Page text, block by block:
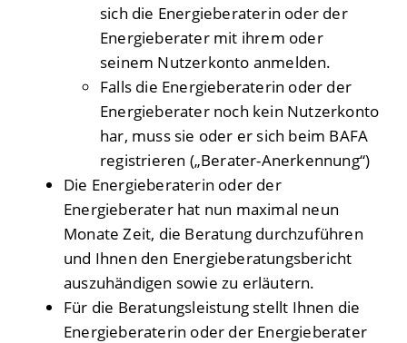
sich die Energieberaterin oder der
Energieberater mit ihrem oder
seinem Nutzerkonto anmelden.
Falls die Energieberaterin oder der
Energieberater noch kein Nutzerkonto
har, muss sie oder er sich beim BAFA
registrieren („Berater-Anerkennung“)
Die Energieberaterin oder der
Energieberater hat nun maximal neun
Monate Zeit, die Beratung durchzuführen
und Ihnen den Energieberatungsbericht
auszuhändigen sowie zu erläutern.
Für die Beratungsleistung stellt Ihnen die
Energieberaterin oder der Energieberater